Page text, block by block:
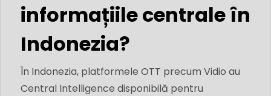
informațiile centrale în
Indonezia?
În Indonezia, platformele OTT precum Vidio au
Central Intelligence disponibilă pentru